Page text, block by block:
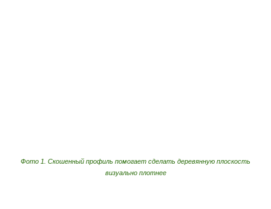
Фото 1. Скошенный профиль помогает сделать деревянную плоскость
визуально плотнее